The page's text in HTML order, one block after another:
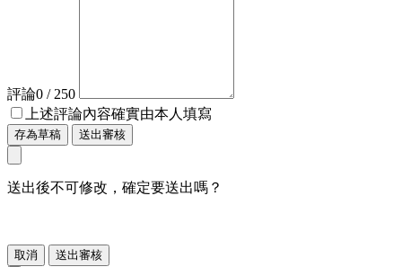
評論0 / 250
上述評論內容確實由本人填寫
存為草稿 送出審核
送出後不可修改，確定要送出嗎？
取消 送出審核